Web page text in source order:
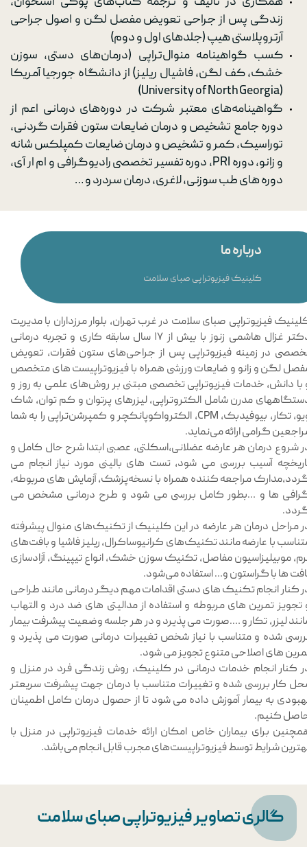
زندگی پس از جراحی تعویض مفصل لگن و اصول جراحی
آرتروپلاستی هیپ (جلدهای اول و دوم)
کسب گواهینامه منوال‌تراپی (درمان‌های دستی، سوزن
خشک، کف لگن، فاشیال ریلیز) از دانشگاه جورجیا آمریکا
(University of North Georgia)
گواهینامه‌های معتبر شرکت در دوره‌های درمانی اعم از
دوره جامع تشخیص و درمان ضایعات ستون فقرات گردنی،
توراسیک، کمر و تشخیص و درمان ضایعات کمپلکس شانه
و زانو، دوره‌ PRI، دوره تفسیر تخصصی رادیوگرافی و ام ار آی،
دوره های طب سوزنی، لاغری، درمان سردرد و …
درباره ما
کلینیک فیزیوتراپی صبای سلامت
فیزیوتراپی صبای سلامت در غرب تهران، بلوار مرزداران با مدیریت
دکتر غزال هاشمی زنوز با بیش از ۱۷ سال سابقه کاری و تجربه درمانی
در زمینه فیزیوتراپی پس از جراحی‌های ستون فقرات، تعویض
لگن و زانو و ضایعات ورزشی همراه با فیزیوتراپیست های متخصص
با دانش، خدمات فیزیوتراپی تخصصی مبتنی بر روش‌های علمی به روز و
مدرن شامل الکتروتراپی، لیزرهای پرتوان و کم توان، شاک
ویو، تکار، بیوفیدبک، CPM، الکترواکوپانکچر و کمپرشن‌تراپی را به شما
گرامی ارائه می‌نماید.
شروع درمان هر عارضه عضلانی،اسکلتی، عصبی ابتدا شرح حال کامل و
آسیب بررسی می شود، تست های بالینی مورد نیاز انجام می
مراجعه کننده همراه با نسخه‌پزشک، آزمایش های مربوطه،
ها و …بطور کامل بررسی می شود و طرح درمانی مشخص می
مراحل درمان هر عارضه در این کلینیک از تکنیک‌های منوال پیشرفته
با عارضه مانند تکنیک‌های کرانیوساکرال، ریلیز فاشیا و بافت‌های
موبیلیزاسیون مفاصل، تکنیک سوزن خشک، انواع تیپینگ، آزادسازی
ها با گراستون و… استفاده می‌شود.
کنار انجام تکنیک های دستی اقدامات مهم دیگر درمانی مانند طراحی
تجویز تمرین های مربوطه و استفاده از مدالیتی های ضد درد و التهاب
لیزر، تکار و ….صورت می پذیرد و در هر جلسه وضعیت پیشرفت بیمار
شده و متناسب با نیاز شخص تغییرات درمانی صورت می پذیرد و
های اصلاحی متنوع تجویز می شود.
کنار انجام خدمات درمانی در کلینیک، روش زندگی فرد در منزل و
کار بررسی شده و تغییرات متناسب با درمان جهت پیشرفت سریعتر
به بیمار آموزش داده می شود تا از حصول درمان کامل اطمینان
کنیم.
برای بیماران خاص امکان ارائه خدمات فیزیوتراپی در منزل با
شرایط توسط فیزیوتراپیست‌های مجرب قابل انجام می‌باشد.
گالری تصاویر فیزیوتراپی صبای سلامت